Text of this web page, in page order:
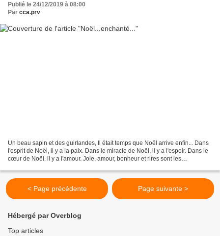
Publié le 24/12/2019 à 08:00
Par cca.prv
Un beau sapin et des guirlandes, Il était temps que Noël arrive enfin... Dans
l'esprit de Noël, il y a la paix. Dans le miracle de Noël, il y a l'espoir. Dans le
cœur de Noël, il y a l'amour. Joie, amour, bonheur et rires sont les
< Page précédente Page suivante >
Hébergé par Overblog
Top articles